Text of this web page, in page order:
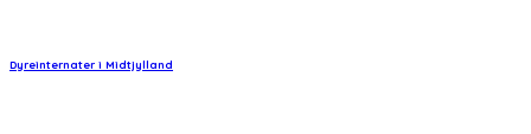
Dyreinternater i Midtjylland